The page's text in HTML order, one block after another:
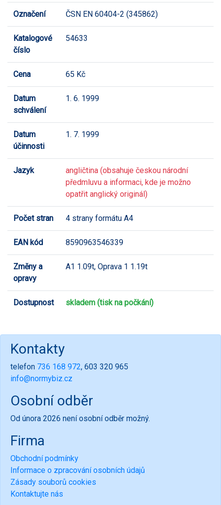
Označení ČSN EN 60404-2 (345862)
Katalogové
číslo
54633
Cena 65 Kč
Datum
schválení
1. 6. 1999
Datum
účinnosti
1. 7. 1999
Jazyk
angličtina (obsahuje českou národní
předmluvu a informaci, kde je možno
opatřit anglický originál)
Počet stran 4 strany formátu A4
EAN kód 8590963546339
Změny a
opravy
A1 1.09t, Oprava 1 1.19t
Dostupnost skladem (tisk na počkání)
Kontakty
telefon 736 168 972, 603 320 965
info@normybiz.cz
Osobní odběr
Od února 2026 není osobní odběr možný.
Firma
Obchodní podmínky
Informace o zpracování osobních údajů
Zásady souborů cookies
Kontaktujte nás